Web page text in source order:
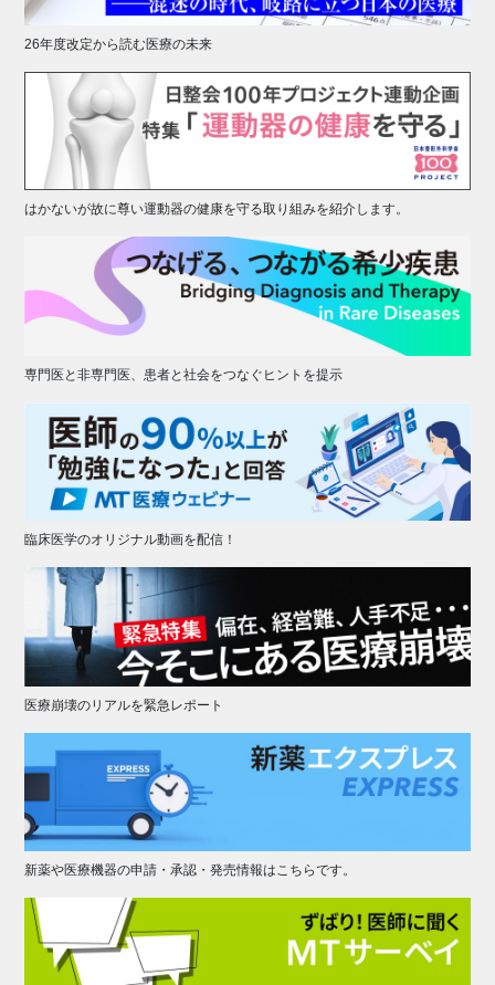
26年度改定から読む医療の未来
はかないが故に尊い運動器の健康を守る取り組みを紹介します。
専門医と非専門医、患者と社会をつなぐヒントを提示
臨床医学のオリジナル動画を配信！
医療崩壊のリアルを緊急レポート
新薬や医療機器の申請・承認・発売情報はこちらです。